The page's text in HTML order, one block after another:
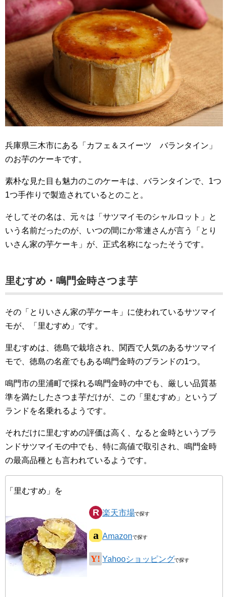
兵庫県三木市にある「カフェ＆スイーツ バランタイン」
のお芋のケーキです。
素朴な見た目も魅力のこのケーキは、バランタインで、1つ
1つ手作りで製造されているとのこと。
そしてその名は、元々は「サツマイモのシャルロット」と
いう名前だったのが、いつの間にか常連さんが言う「とり
いさん家の芋ケーキ」が、正式名称になったそうです。
里むすめ・鳴門金時さつま芋
その「とりいさん家の芋ケーキ」に使われているサツマイ
モが、「里むすめ」です。
里むすめは、徳島で栽培され、関西で人気のあるサツマイ
モで、徳島の名産でもある鳴門金時のブランドの1つ。
鳴門市の里浦町で採れる鳴門金時の中でも、厳しい品質基
準を満たしたさつま芋だけが、この「里むすめ」というブ
ランドを名乗れるようです。
それだけに里むすめの評価は高く、なると金時というブラ
ンドサツマイモの中でも、特に高値で取引され、鳴門金時
の最高品種とも言われているようです。
「里むすめ」を
楽天市場
Amazon
Yahooショッピング